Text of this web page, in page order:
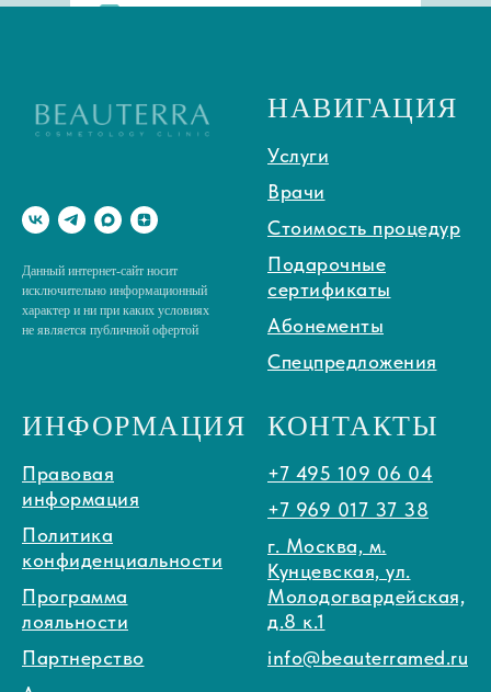
Данный интернет-сайт носит
исключительно информационный
характер и ни при каких условиях
не является публичной офертой
НАВИГАЦИЯ
Услуги
Врачи
Стоимость процедур
Подарочные
сертификаты
Абонементы
Спецпредложения
ИНФОРМАЦИЯ
Правовая
информация
Политика
конфиденциальности
Программа
лояльности
Партнерство
КОНТАКТЫ
+7 495 109 06 04
+7 969 017 37 38
г. Москва, м.
Кунцевская, ул.
Молодогвардейская,
д.8 к.1
info@beauterramed.ru